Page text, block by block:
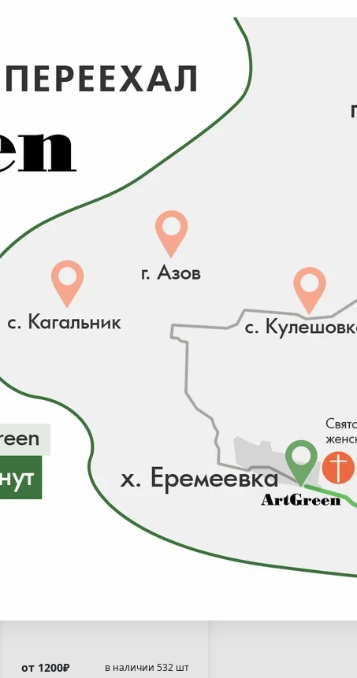
индивидуальных цен на сайте перейдите в
Самшит вечнозеленый(
Buxus sempervirens )
от 2 500 ₽/ шт
от 1200₽ в наличии 532 шт